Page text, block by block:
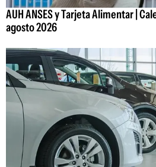
AUH ANSES y Tarjeta Alimentar |
agosto 2026